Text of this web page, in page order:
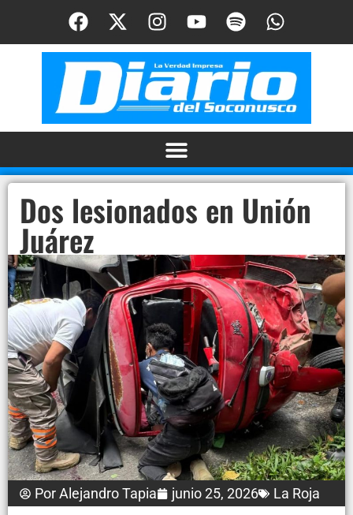
Dos lesionados en Unión
Juárez
PorAlejandro Tapia junio 25, 2026 La Roja